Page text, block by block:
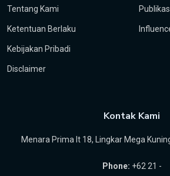
Tentang Kami
Ketentuan Berlaku
Kebijakan Pribadi
Disclaimer
Kontak Kami
Menara Prima lt 18, Lingkar Mega
Phone: +62 21 -